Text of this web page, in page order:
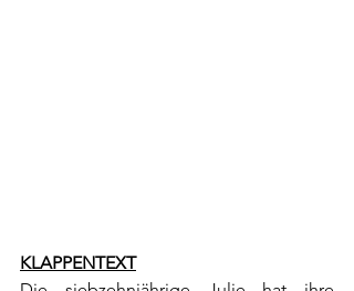
KLAPPENTEXT